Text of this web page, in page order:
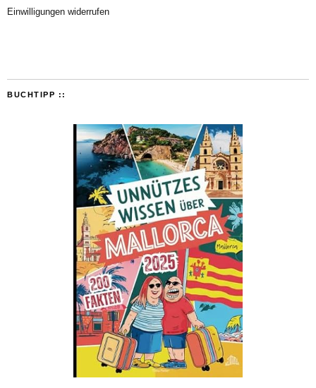
Einwilligungen widerrufen
BUCHTIPP ::